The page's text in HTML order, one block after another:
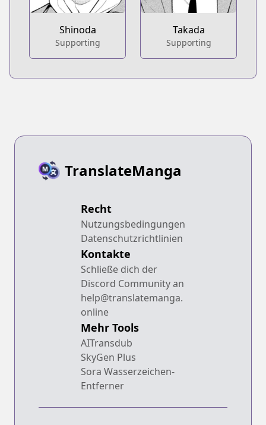
Shinoda
Supporting
Takada
Supporting
TranslateManga
Recht
Nutzungsbedingungen
Datenschutzrichtlinien
Kontakte
Schließe dich der
Discord Community an
help@translatemanga.
online
Mehr Tools
AITransdub
SkyGen Plus
Sora Wasserzeichen-
Entferner